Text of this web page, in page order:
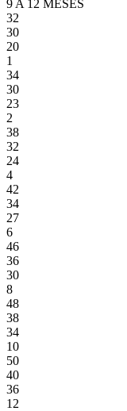
9 A 12 MESES
32
30
20
1
34
30
23
2
38
32
24
4
42
34
27
6
46
36
30
8
48
38
34
10
50
40
36
12